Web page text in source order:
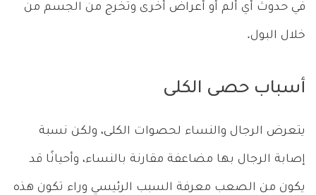
في حدوث أي ألم أو أعراض أخرى وتخرج من الجسم من
خلال البول.
أسباب حصى الكلى
يتعرض الرجال والنساء لحصوات الكلى، ولكن نسبة
إصابة الرجال بها مضاعفة مقارنة بالنساء، وأحيانًا قد
يكون من الصعب معرفة السبب الرئيسي وراء تكون هذه